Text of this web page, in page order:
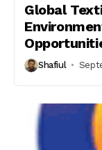
Global
Shafiul